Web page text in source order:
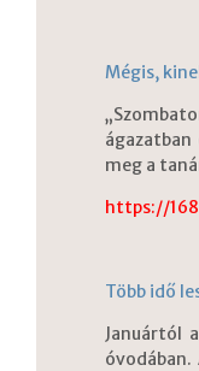
Mégis,
meg a
https://
Több idő
Januártól